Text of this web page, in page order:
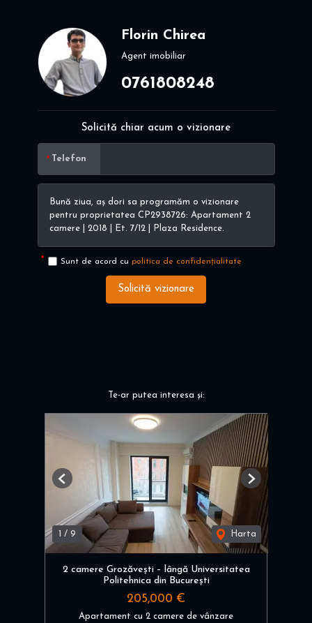
Florin Chirea
Agent imobiliar
0761808248
Solicită chiar acum o vizionare
Telefon
Sunt de acord cu politica de confidențialitate
Solicită vizionare
Te-ar putea interesa și:
/ 9 Harta
Previous Next
2 camere Grozăvești – lângă Universitatea
Politehnica din București
205,000 €
Apartament cu 2 camere de vânzare